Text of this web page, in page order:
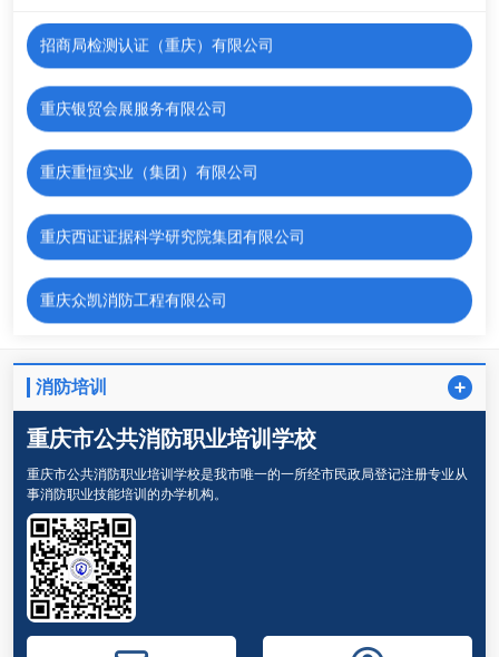
招商局检测认证（重庆）有限公司
重庆银贸会展服务有限公司
重庆重恒实业（集团）有限公司
重庆西证证据科学研究院集团有限公司
重庆众凯消防工程有限公司
重庆天网高新技术有限公司
国家矿山安全监察局重庆局安全培训中心
重庆市消防产品防火建材市场
重庆市政安防火知识宣传培训中心
重庆市元商科技发展有限公司
消防培训
重庆市公共消防职业培训学校
重庆市公共消防职业培训学校是我市唯一的一所经市民政局登记注册专业从
事消防职业技能培训的办学机构。